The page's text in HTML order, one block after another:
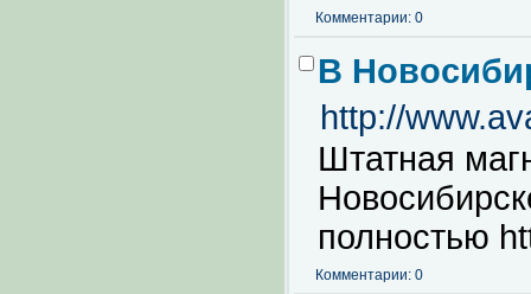
Комментарии: 0
В
http://
Штатная
полностью
Комментарии: 0